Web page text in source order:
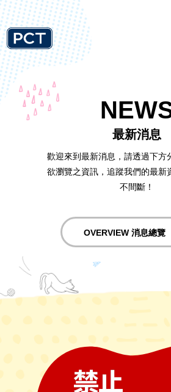
最新消息
歡迎來到最新消息，請透過下方
欲瀏覽之資訊，追蹤我們的最新
不間斷！
OVERVIEW 消息總覽